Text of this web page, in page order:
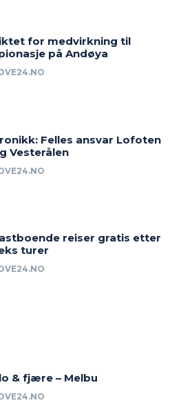
for medvirkning til
på Andøya
Felles ansvar Lofoten
Vesterålen
reiser gratis etter
turer
& fjære – Melbu